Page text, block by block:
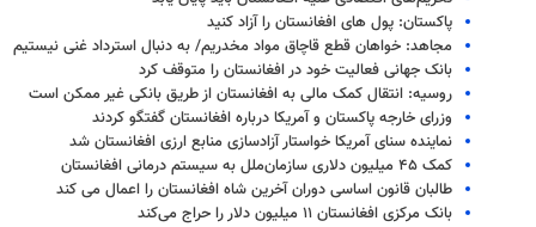
پاکستان: پول های افغانستان را آزاد کنید
مجاهد: خواهان قطع قاچاق مواد مخدریم/ به دنبال استرداد غنی نیستیم
بانک جهانی فعالیت خود در افغانستان را متوقف کرد
روسیه: انتقال کمک مالی به افغانستان از طریق بانکی غیر ممکن است
وزرای خارجه پاکستان و آمریکا درباره افغانستان گفتگو کردند
نماینده سنای آمریکا خواستار آزادسازی منابع ارزی افغانستان شد
کمک ۴۵ میلیون دلاری سازمان‌ملل به سیستم درمانی افغانستان
طالبان قانون اساسی دوران آخرین شاه افغانستان را اعمال می کند
بانک مرکزی افغانستان ۱۱ میلیون دلار را حراج می‌کند